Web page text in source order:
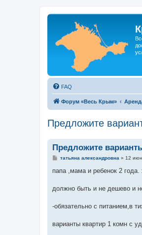
FAQ
Форум «Весь Крым»
Предложите
Предложите
С
о
е
е
татьяна александровна » 12
папа ,мама и ребенок 2
должно быть и не дешево и
-обязательно с питанием,в
варианты квартир 1 комн с